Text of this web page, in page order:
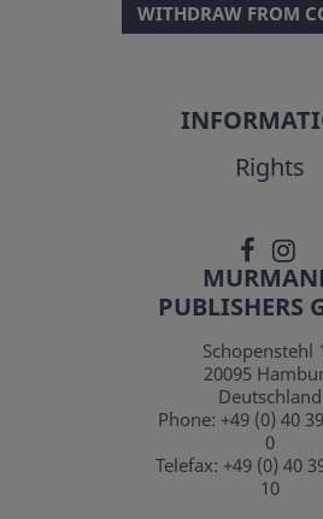
WITHDRAW FROM
Rights
PUBLISHERS
Schopenstehl
20095
Deutschland
Phone: +49 (0) 40
0
Telefax: +49 (0) 40
10